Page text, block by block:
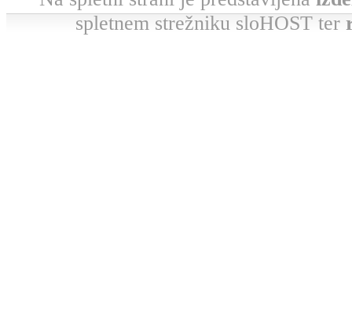
spletnem strežniku sloHOST ter